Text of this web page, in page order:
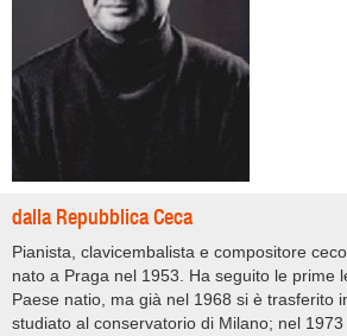
dalla Repubblica Ceca
Pianista, clavicembalista e compositore ceco,
nato a Praga nel 1953. Ha seguito le prime
Paese natio, ma già nel 1968 si è trasferito
studiato al conservatorio di Milano; nel